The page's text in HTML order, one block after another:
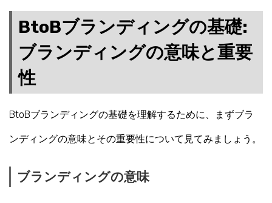
BtoBブランディングの基礎:
ブランディングの意味と重要
性
BtoBブランディングの基礎を理解するために、まずブラ
ンディングの意味とその重要性について見てみましょう。
ブランディングの意味